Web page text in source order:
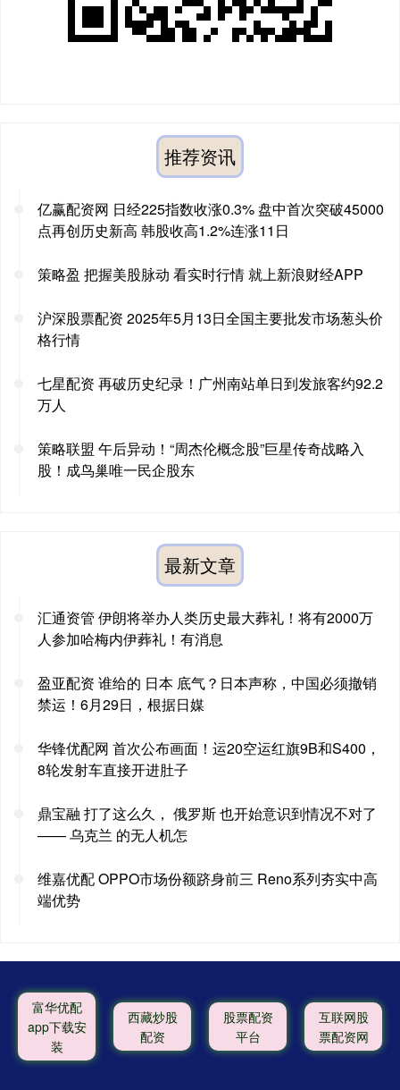
推荐资讯
亿赢配资网 日经225指数收涨0.3% 盘中首次突破45000
点再创历史新高 韩股收高1.2%连涨11日
策略盈 把握美股脉动 看实时行情 就上新浪财经APP
沪深股票配资 2025年5月13日全国主要批发市场葱头价
格行情
七星配资 再破历史纪录！广州南站单日到发旅客约92.2
万人
策略联盟 午后异动！“周杰伦概念股”巨星传奇战略入
股！成鸟巢唯一民企股东
最新文章
汇通资管 伊朗将举办人类历史最大葬礼！将有2000万
人参加哈梅内伊葬礼！有消息
盈亚配资 谁给的 日本 底气？日本声称，中国必须撤销
禁运！6月29日，根据日媒
华锋优配网 首次公布画面！运20空运红旗9B和S400，
8轮发射车直接开进肚子
鼎宝融 打了这么久， 俄罗斯 也开始意识到情况不对了
—— 乌克兰 的无人机怎
维嘉优配 OPPO市场份额跻身前三 Reno系列夯实中高
端优势
富华优配
app下载安
装
西藏炒股
配资
股票配资
平台
互联网股
票配资网